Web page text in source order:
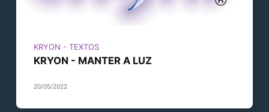
KRYON - TEXTOS
KRYON - MANTER A LUZ
20/05/2022